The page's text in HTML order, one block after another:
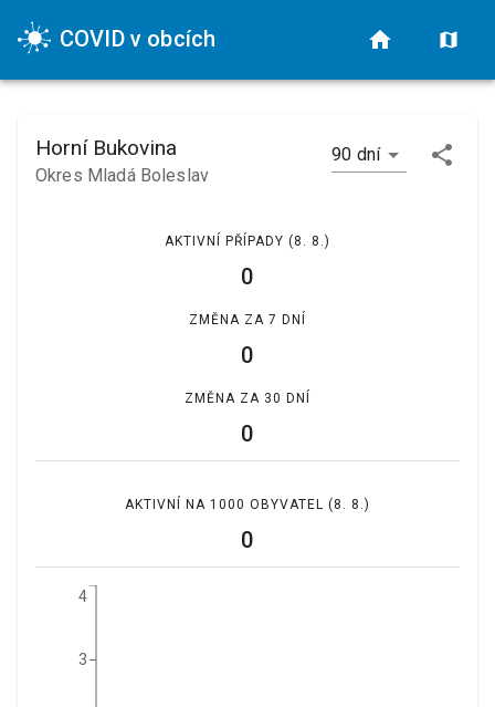
COVID v obcích
Horní Bukovina
Okres Mladá Boleslav
90 dní
AKTIVNÍ PŘÍPADY (8. 8.)
0
ZMĚNA ZA 7 DNÍ
0
ZMĚNA ZA 30 DNÍ
0
AKTIVNÍ NA 1000 OBYVATEL (8. 8.)
0
3
4